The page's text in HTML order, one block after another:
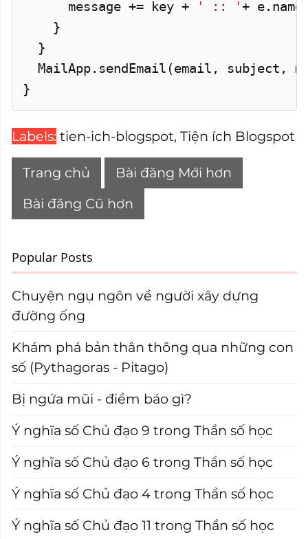
message += key + ' :: '+ e.
}
}
MailApp. sendEmail (email, subject,
}
Labels: tien-ich-blogspot, Tiện ích Blogspot
Trang chủ
Bài đăng Mới hơn
Bài đăng Cũ hơn
Popular Posts
Chuyện ngụ ngôn về người xây dựng
đường ống
Khám phá bản thân thông qua những con
số (Pythagoras - Pitago)
Bị ngứa mũi - điềm báo gì?
Ý nghĩa số Chủ đạo 9 trong Thần số học
Ý nghĩa số Chủ đạo 6 trong Thần số học
Ý nghĩa số Chủ đạo 4 trong Thần số học
Ý nghĩa số Chủ đạo 11 trong Thần số học